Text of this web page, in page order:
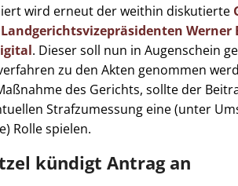
wird erneut der weithin diskutierte
Werner
. Dieser soll nun in Augenschein
zu den Akten genommen
des Gerichts, sollte der
Strafzumessung eine (unter
Rolle spielen.
kündigt Antrag an